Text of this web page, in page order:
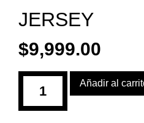
JERSEY
$9,999.00
Añadir al